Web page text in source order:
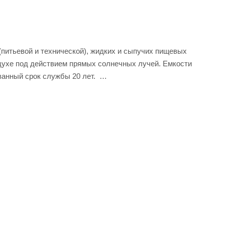
и технической), жидких и сыпучих пищевых
под действием прямых солнечных лучей. Емкости
срок службы 20 лет.
при ее заполнении